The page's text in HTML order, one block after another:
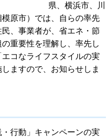
県、横浜市、川
原市）では、自らの率先
、事業者が、省エネ・節
重要性を理解し、率先し
コなライフスタイルの実
ますので、お知らせしま
・行動」キャンペーンの実